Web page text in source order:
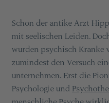
Schon der antike Arzt
mit seelischen Leiden.
wurden psychisch Kranke
zumindest den Versuch
unternehmen. Erst die
Psychologie und